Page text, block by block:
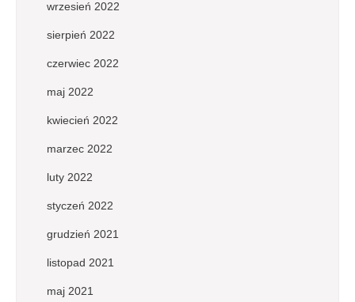
wrzesień 2022
sierpień 2022
czerwiec 2022
maj 2022
kwiecień 2022
marzec 2022
luty 2022
styczeń 2022
grudzień 2021
listopad 2021
maj 2021